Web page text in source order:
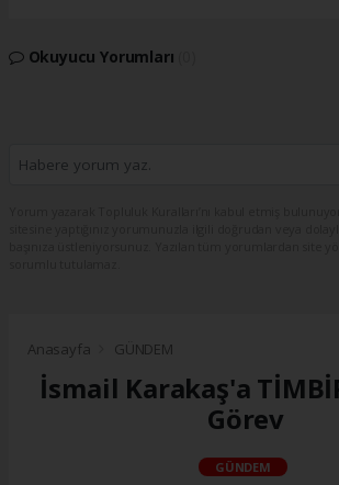
Okuyucu Yorumları
Anasayfa GÜNDEM
İsmail Karakaş'a
Görev
GÜNDEM